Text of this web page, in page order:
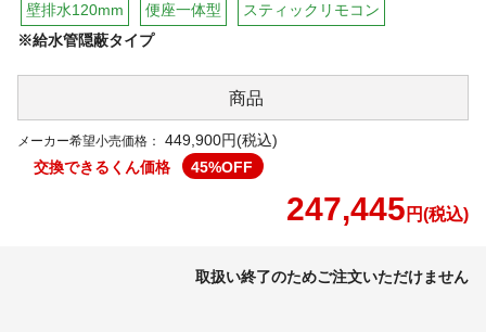
壁排水120mm 便座一体型
スティックリモコン
※給水管隠蔽タイプ
商品
メーカー希望小売価格：
449,900円(税込)
交換できるくん価格
45%OFF
247,445 円(税込)
取扱い終了のためご注文いただけません